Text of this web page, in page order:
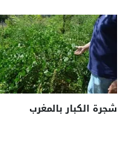
شجرة الكبار بالمغرب